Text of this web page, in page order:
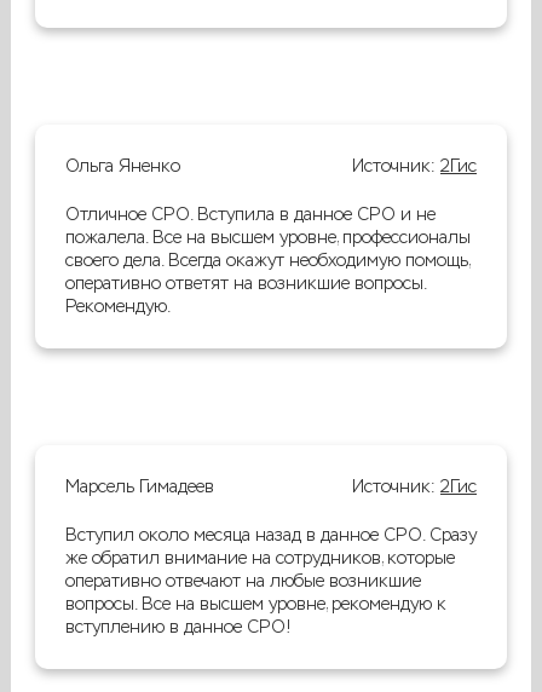
Ольга Яненко Источник:2Гис
Отличное СРО. Вступила в данное СРО и не
пожалела. Все на высшем уровне, профессионалы
своего дела. Всегда окажут необходимую помощь,
оперативно ответят на возникшие вопросы.
Рекомендую.
Марсель Гимадеев Источник:2Гис
Вступил около месяца назад в данное СРО. Сразу
же обратил внимание на сотрудников, которые
оперативно отвечают на любые возникшие
вопросы. Все на высшем уровне, рекомендую к
вступлению в данное СРО!